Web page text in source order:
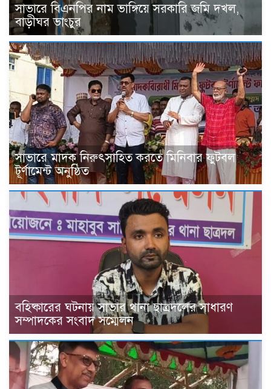
সাভারে বিএনপির নাম ভাঙ্গিয়ে সরকারি জমি দখল,
বাড়ীঘর ভাংচুর
সাভারে মাদক নিরুৎসাহিত করতে মিনিবার ফুটবল
টূর্ণামেন্ট অনুষ্ঠিত
বহিষ্কারের ঘটনায় সাভার থানা ছাত্রদলের সাধারণ
সম্পাদকের সংবাদ সম্মেলন